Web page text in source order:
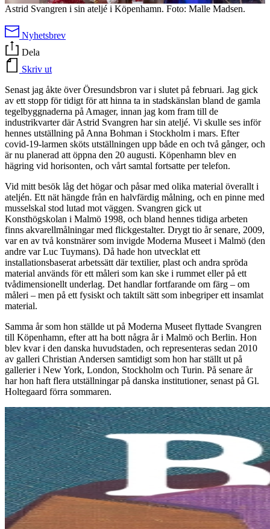
Astrid Svangren i sin ateljé i Köpenhamn. Foto: Malle Madsen.
Nyhetsbrev
Dela
Skriv ut
Senast jag åkte över Öresundsbron var i slutet på februari. Jag gick
av ett stopp för tidigt för att hinna ta in stadskänslan bland de gamla
tegelbyggnaderna på Amager, innan jag kom fram till de
industrikvarter där Astrid Svangren har sin ateljé. Vi skulle ses inför
hennes utställning på Anna Bohman i Stockholm i mars. Efter
covid-19-larmen sköts utställningen upp både en och två gånger, och
är nu planerad att öppna den 20 augusti. Köpenhamn blev en
hägring vid horisonten, och vårt samtal fortsatte per telefon.
Vid mitt besök låg det högar och påsar med olika material överallt i
ateljén. Ett nät hängde från en halvfärdig målning, och en pinne med
musselskal stod lutad mot väggen. Svangren gick ut
Konsthögskolan i Malmö 1998, och bland hennes tidiga arbeten
finns akvarellmålningar med flickgestalter. Drygt tio år senare, 2009,
var en av två konstnärer som invigde Moderna Museet i Malmö (den
andre var Luc Tuymans). Då hade hon utvecklat ett
installationsbaserat arbetssätt där textilier, plast och andra spröda
material används för ett måleri som kan ske i rummet eller på ett
tvådimensionellt underlag. Det handlar fortfarande om färg – om
måleri – men på ett fysiskt och taktilt sätt som inbegriper ett insamlat
material.
Samma år som hon ställde ut på Moderna Museet flyttade Svangren
till Köpenhamn, efter att ha bott några år i Malmö och Berlin. Hon
blev kvar i den danska huvudstaden, och representeras sedan 2010
av galleri Christian Andersen samtidigt som hon har ställt ut på
gallerier i New York, London, Stockholm och Turin. På senare år
har hon haft flera utställningar på danska institutioner, senast på Gl.
Holtegaard förra sommaren.